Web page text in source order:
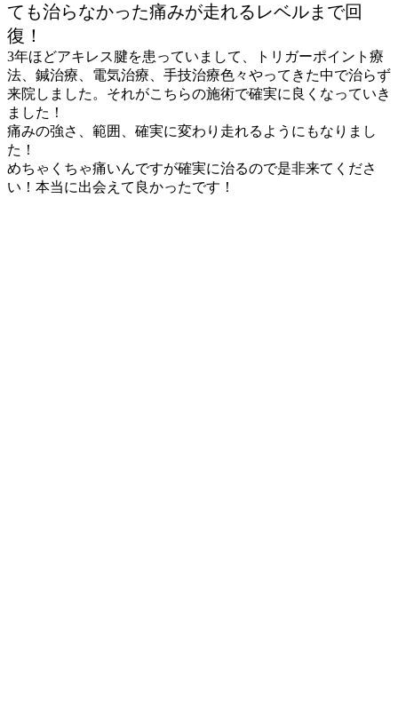
ても治らなかった痛みが走れるレベルまで回
復！
3年ほどアキレス腱を患っていまして、トリガーポイント療
法、鍼治療、電気治療、手技治療色々やってきた中で治らず
来院しました。それがこちらの施術で確実に良くなっていき
ました！
痛みの強さ、範囲、確実に変わり走れるようにもなりまし
た！
めちゃくちゃ痛いんですが確実に治るので是非来てくださ
い！本当に出会えて良かったです！